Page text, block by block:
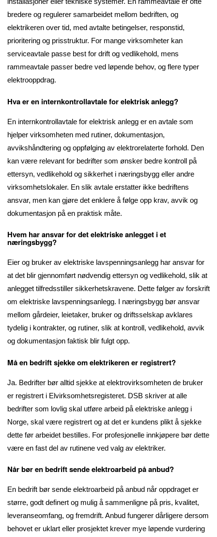
bredere og regulerer samarbeidet mellom bedriften, og
elektrikeren over tid, med avtalte betingelser, responstid,
prioritering og prisstruktur. For mange virksomheter kan
serviceavtale passe best for drift og vedlikehold, mens
rammeavtale passer bedre ved løpende behov, og flere typer
elektrooppdrag.
Hva er en internkontrollavtale for elektrisk anlegg?
En internkontrollavtale for elektrisk anlegg er en avtale som
hjelper virksomheten med rutiner, dokumentasjon,
avvikshåndtering og oppfølging av elektrorelaterte forhold. Den
kan være relevant for bedrifter som ønsker bedre kontroll på
ettersyn, vedlikehold og sikkerhet i næringsbygg eller andre
virksomhetslokaler. En slik avtale erstatter ikke bedriftens
ansvar, men kan gjøre det enklere å følge opp krav, avvik og
dokumentasjon på en praktisk måte.
Hvem har ansvar for det elektriske anlegget i et
næringsbygg?
Eier og bruker av elektriske lavspenningsanlegg har ansvar for
at det blir gjennomført nødvendig ettersyn og vedlikehold, slik at
anlegget tilfredsstiller sikkerhetskravene. Dette følger av forskrift
om elektriske lavspenningsanlegg. I næringsbygg bør ansvar
mellom gårdeier, leietaker, bruker og driftsselskap avklares
tydelig i kontrakter, og rutiner, slik at kontroll, vedlikehold, avvik
og dokumentasjon faktisk blir fulgt opp.
Må en bedrift sjekke om elektrikeren er registrert?
Ja. Bedrifter bør alltid sjekke at elektrovirksomheten de bruker
er registrert i Elvirksomhetsregisteret. DSB skriver at alle
bedrifter som lovlig skal utføre arbeid på elektriske anlegg i
Norge, skal være registrert og at det er kundens plikt å sjekke
dette før arbeidet bestilles. For profesjonelle innkjøpere bør dette
være en fast del av rutinene ved valg av elektriker.
Når bør en bedrift sende elektroarbeid på anbud?
En bedrift bør sende elektroarbeid på anbud når oppdraget er
større, godt definert og mulig å sammenligne på pris, kvalitet,
leveranseomfang, og fremdrift. Anbud fungerer dårligere dersom
behovet er uklart eller prosjektet krever mye løpende vurdering